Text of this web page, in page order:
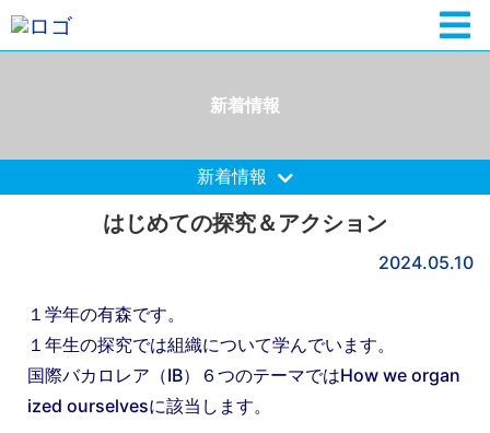
新着情報
新着情報
はじめての探究＆アクション
2024.05.10
１学年の有森です。
１年生の探究では組織について学んでいます。
国際バカロレア（IB）６つのテーマではHow we organ
ized ourselvesに該当します。